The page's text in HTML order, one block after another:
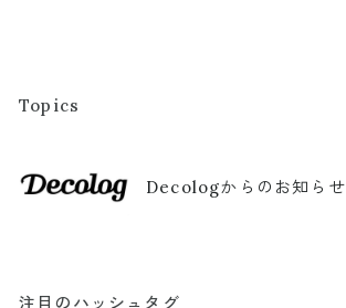
Topics
Decologからのお知らせ
注目のハッシュタグ